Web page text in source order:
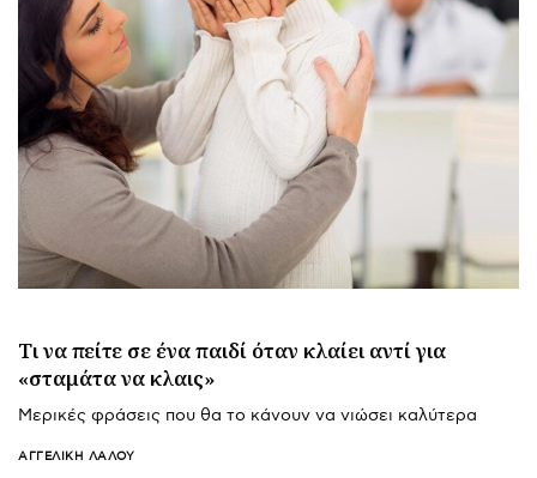
Τι να πείτε σε ένα παιδί όταν κλαίει αντί για
«σταμάτα να κλαις»
Μερικές φράσεις που θα το κάνουν να νιώσει καλύτερα
ΑΓΓΕΛΙΚΉ ΛΆΛΟΥ